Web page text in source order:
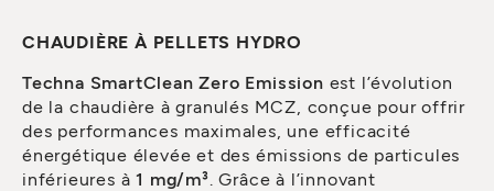
CHAUDIÈRE À PELLETS HYDRO
Techna SmartClean Zero Emission est l’évolution
de la chaudière à granulés MCZ, conçue pour offrir
des performances maximales, une efficacité
énergétique élevée et des émissions de particules
inférieures à1 mg/m³ . Grâce à l’innovant